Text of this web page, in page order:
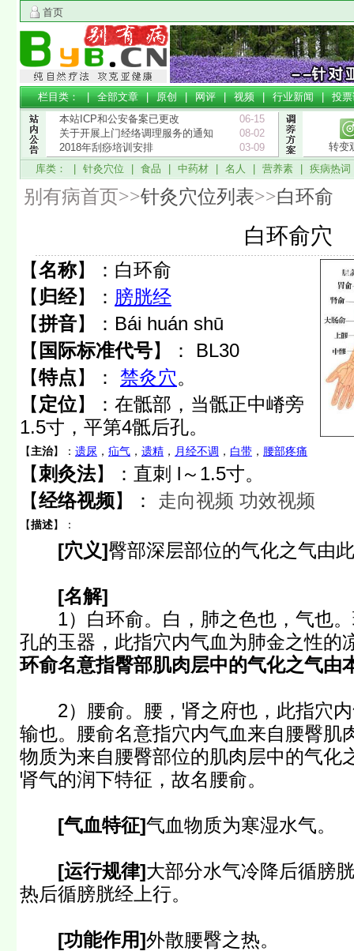
首页
栏目类： |全部文章|原创|网评|视频|行业新闻|投
本站ICP和公安备案已更改
06-15
关于开展上门经络调理服务的通知
08-02
2018年刮痧培训安排
03-09
转变
库类： | 针灸穴位 食品 中药材 名人 营养素 疾病热词
别有病首页>>针灸穴位列表>>白环俞
白环俞穴
【名称】： 白环俞
【 归经】： 膀胱经
【拼音】： Bái huán shū
【 国际标准代号】： BL30
【特点】： 禁灸穴。
【 定位】： 在骶部，当骶正中嵴旁
1.5寸，平第4骶后孔。
【主治】： 遗尿 ， 疝气 ， 遗精 ， 月经不调 ， 白带 ， 腰部疼痛
【刺灸法】：直刺 l～1.5寸。
【经络视频】： 走向视频 功效视频
【描述】：
[穴义]臀部深层部位的气化之气由
[名解]
1）白环俞。白，肺之色也，气也。
孔的玉器，此指穴内气血为肺金之性的
环俞名意指臀部肌肉层中的气化之气由
2）腰俞。腰，肾之府也，此指穴内
输也。腰俞名意指穴内气血来自腰臀肌
物质为来自腰臀部位的肌肉层中的气化
肾气的润下特征，故名腰俞。
[气血特征]气血物质为寒湿水气。
[运行规律]大部分水气冷降后循膀
热后循膀胱经上行。
[功能作用]外散腰臀之热。